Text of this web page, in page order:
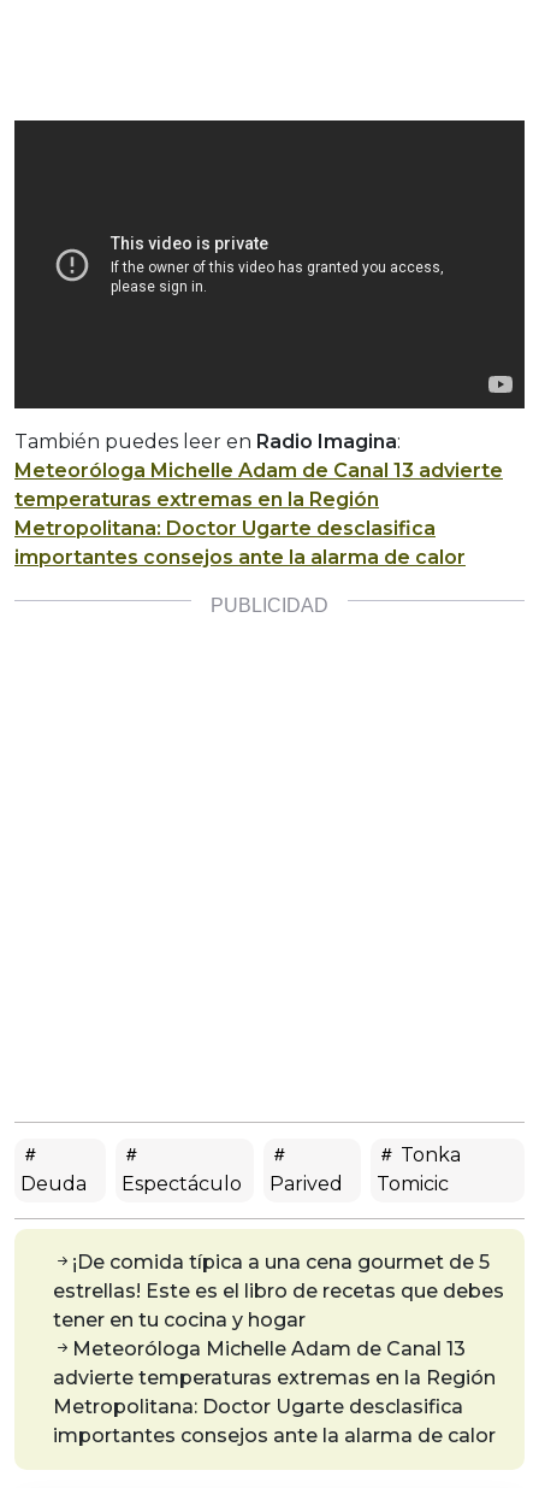
También puedes leer en Radio Imagina:
Meteoróloga Michelle Adam de Canal 13 advierte
temperaturas extremas en la Región
Metropolitana: Doctor Ugarte desclasifica
importantes consejos ante la alarma de calor
Deuda Espectáculo Parived
Tonka
Tomicic
¡De comida típica a una cena gourmet de 5
estrellas! Este es el libro de recetas que debes
tener en tu cocina y hogar
Meteoróloga Michelle Adam de Canal 13
advierte temperaturas extremas en la Región
Metropolitana: Doctor Ugarte desclasifica
importantes consejos ante la alarma de calor